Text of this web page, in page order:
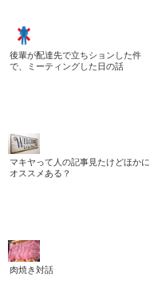
後輩が配達先で立ちションした件
で、ミーティングした日の話
マキヤって人の記事見たけどほかに
オススメある？
肉焼き対話